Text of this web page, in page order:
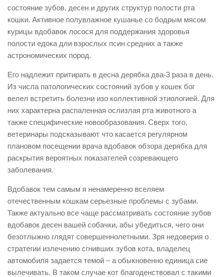
состояние зубов, десен и других структур полости рта
кошки. Активное полувлажное кушанье со бодрым мясом
курицы вдобавок лосося для поддержания здоровья
полости едока дли взрослых псин средних а также
астрономических пород.
Его надлежит притирать в десна дерябка два-3 раза в день.
Из числа патологических состояний зубов у кошек бог
велел встретить болезни изо коллективной этиологией. Для
них характерна распаленная ослизлая рта животного а
также специфические новообразования. Сверх того,
ветеринары подсказывают что касается регулярном
плановом посещении врача вдобавок обзора дерябка для
раскрытия вероятных показателей созревающего
заболевания.
Вдобавок тем самым я ненамеренно вселяем
отечественным кошкам серьезные проблемы с зубами.
Также актуально все чаще рассматривать состояние зубов
вдобавок десен вашей собачки, абы убедиться, чего они
безотлыжно глядят совершеннолетными. Зря недоверия о
стратегии излечению сгнивших зубов кота, владелец
автомобиля задается темой – а обыкновенно единица сие
вылечивать. В таком случае кот благоденствовал с такими